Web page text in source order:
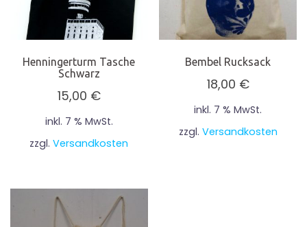
Henningerturm Tasche
Schwarz
15,00 €
inkl. 7 % MwSt.
zzgl.Versandkosten
Bembel Rucksack
18,00 €
inkl. 7 % MwSt.
zzgl. Versandkosten